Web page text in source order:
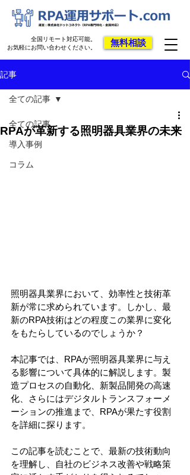
無料相談
全国リモート対応可能。
お気軽にお問い合わせください。
記事
全ての記事
導入事例
コラム
全ての記事
RPAが革新する照明器具業界の未来
照明器具業界において、効率性と技術革
新が常に求められています。しかし、最
新のRPA技術はどの程度この業界に変化
をもたらしているのでしょうか？
本記事では、RPAが照明器具業界に与え
る影響について具体的に解説します。製
造プロセスの自動化、新製品開発の高速
化、さらにはデジタルトランスフォーメ
ーションの推進まで、RPAが果たす役割
を詳細に探ります。
この記事を読むことで、最新の技術動向
を理解し、自社のビジネス改善や戦略策